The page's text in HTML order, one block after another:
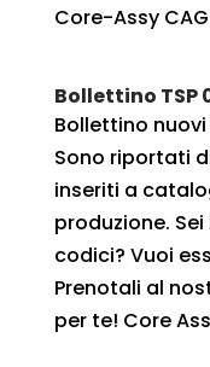
Core-Assy CAG-
Bollettino TSP
Bollettino
Sono riportati
inseriti a
produzione.
codici? Vuoi
Prenotali al
per te! Core